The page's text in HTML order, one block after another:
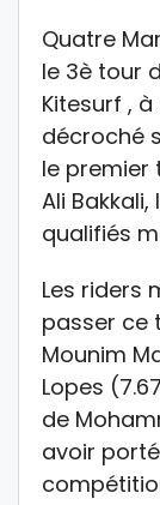
Quatre
le 3è tour
Kitesurf ,
décroché
le premier
Ali
qualifiés
Les riders
passer ce
Mounim
Lopes
de
avoir